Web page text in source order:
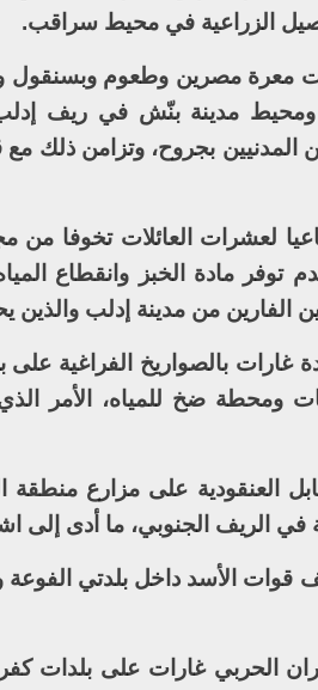
الزراعية في محيط سراقب.
معرة مصرين وطعوم وبسنقول
ومحيط مدينة بنّش في ريف
المدنيين بجروح، وتزامن ذلك
لعشرات العائلات تخوفا من
توفر مادة الخبز وانقطاع
الفارين من مدينة إدلب والذين
غارات بالصواريخ الفراغية
العنقودية على مزارع
في الريف الجنوبي، ما أدى إلى
الأسد داخل بلدتي الفوعة
الحربي غارات على بلدات